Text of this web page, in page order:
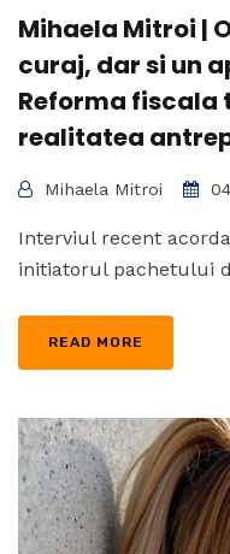
Mihaela Mitroi |
curaj, dar si un
Reforma fiscala
realitatea
Mihaela Mitroi
Interviul recent
initiatorul pachetului
READ MORE